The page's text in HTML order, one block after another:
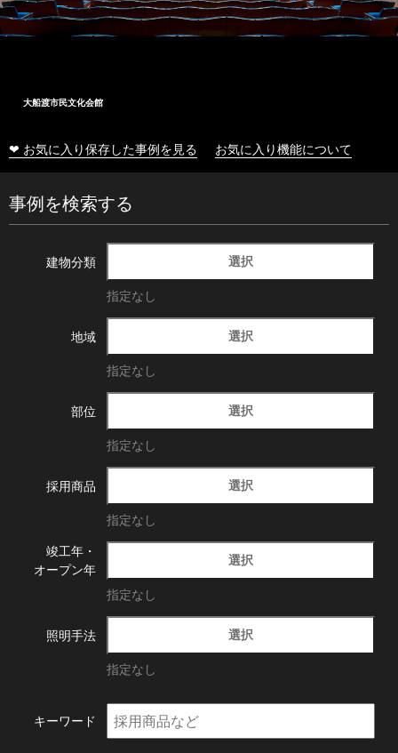
大船渡市民文化会館
❤ お気に入り保存した事例を見る お気に入り機能について
事例を検索する
建物分類 選択
指定なし
地域 選択
指定なし
部位 選択
指定なし
採用商品 選択
指定なし
竣工年・
オープン年
選択
指定なし
照明手法 選択
指定なし
キーワード